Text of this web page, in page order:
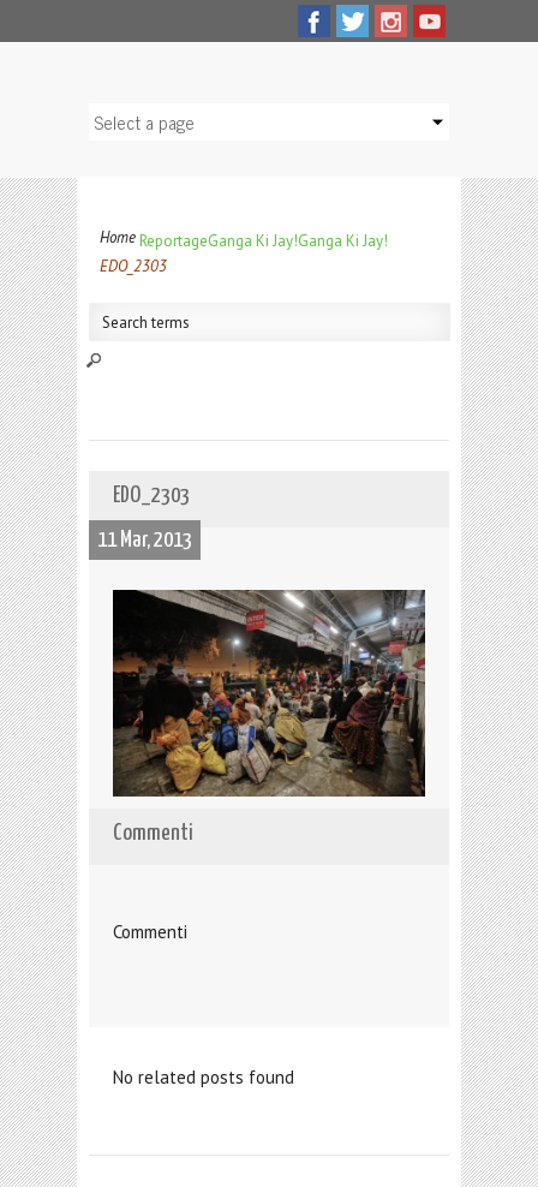
HomeReportageGanga Ki Jay!Ganga Ki Jay!
EDO_2303
EDO_2303
11 Mar, 2013
Commenti
Commenti
No related posts found